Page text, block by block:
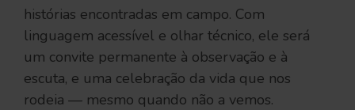
histórias encontradas em campo. Com
linguagem acessível e olhar técnico, ele será
um convite permanente à observação e à
escuta, e uma celebração da vida que nos
rodeia — mesmo quando não a vemos.